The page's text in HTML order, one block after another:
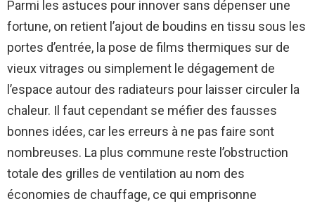
Parmi les astuces pour innover sans dépenser une
fortune, on retient l’ajout de boudins en tissu sous les
portes d’entrée, la pose de films thermiques sur de
vieux vitrages ou simplement le dégagement de
l’espace autour des radiateurs pour laisser circuler la
chaleur. Il faut cependant se méfier des fausses
bonnes idées, car les erreurs à ne pas faire sont
nombreuses. La plus commune reste l’obstruction
totale des grilles de ventilation au nom des
économies de chauffage, ce qui emprisonne